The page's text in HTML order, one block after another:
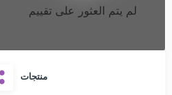
لم يتم العثور على تقييم
منتجات